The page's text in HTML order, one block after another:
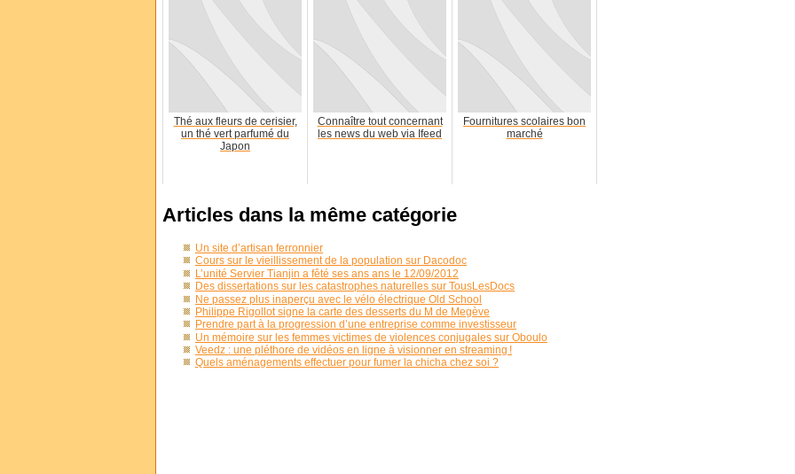
Thé aux fleurs de cerisier,
un thé vert parfumé du
Japon
Connaître tout concernant
les news du web via Ifeed
Fournitures scolaires bon
marché
Articles dans la même catégorie
Un site d’artisan ferronnier
Cours sur le vieillissement de la population sur Dacodoc
L’unité Servier Tianjin a fêté ses ans ans le 12/09/2012
Des dissertations sur les catastrophes naturelles sur TousLesDocs
Ne passez plus inaperçu avec le vélo électrique Old School
Philippe Rigollot signe la carte des desserts du M de Megève
Prendre part à la progression d’une entreprise comme investisseur
Un mémoire sur les femmes victimes de violences conjugales sur Oboulo
Veedz : une pléthore de vidéos en ligne à visionner en streaming !
Quels aménagements effectuer pour fumer la chicha chez soi ?